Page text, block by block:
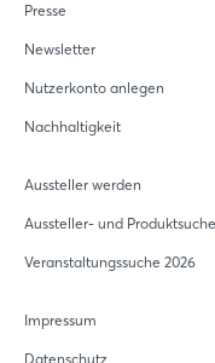
Presse
Newsletter
Nutzerkonto anlegen
Nachhaltigkeit
Aussteller werden
Aussteller- und
Veranstaltungssuche 2026
Impressum
Datenschutz